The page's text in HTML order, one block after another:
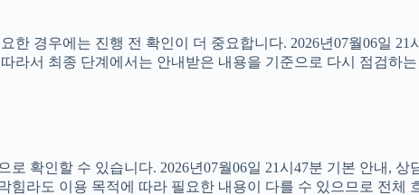
경우에는 진행 전 확인이 더 중요합니다. 2026년07월06일
라서 최종 단계에서는 안내받은 내용을 기준으로 다시 점검하
로 확인할 수 있습니다. 2026년07월06일 21시47분 기본 안내,
라도 이용 목적에 따라 필요한 내용이 다를 수 있으므로 전체